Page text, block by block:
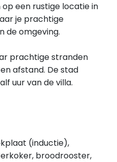
een rustige locatie in
je prachtige
de omgeving.
prachtige stranden
afstand. De stad
uur van de villa.
(inductie),
broodrooster,